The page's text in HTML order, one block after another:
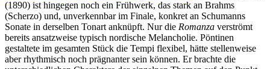
(1890) ist hingegen noch ein Frühwerk, das stark an Brahms
(Scherzo) und, unverkennbar im Finale, konkret an Schumanns
Sonate in derselben Tonart anknüpft. Nur die Romanza verströmt
bereits ansatzweise typisch nordische Melancholie. Pöntinen
gestaltete im gesamten Stück die Tempi flexibel, hätte stellenweise
aber rhythmisch noch prägnanter sein können. Er brachte die